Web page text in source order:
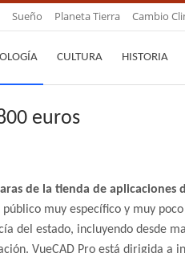
Sueño Planeta Tierra Cambio
CULTURA HISTORIA
euros
de la tienda de aplicaciones
público muy específico y muy
del estado, incluyendo desde
VueCAD Pro está dirigida a